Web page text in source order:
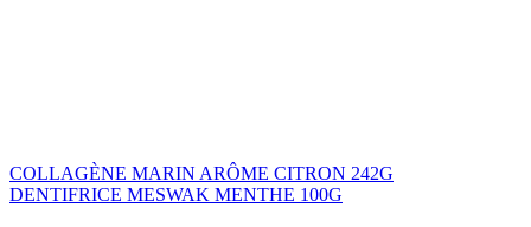
COLLAGÈNE MARIN ARÔME CITRON 242G
DENTIFRICE MESWAK MENTHE 100G